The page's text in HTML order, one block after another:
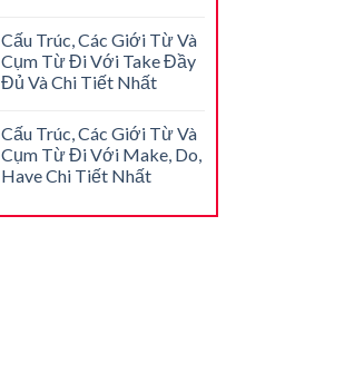
Cấu Trúc, Các Giới Từ Và
Cụm Từ Đi Với Take Đầy
Đủ Và Chi Tiết Nhất
Cấu Trúc, Các Giới Từ Và
Cụm Từ Đi Với Make, Do,
Have Chi Tiết Nhất